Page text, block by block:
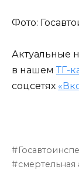
Фото:
Актуальные
в нашем ТГ-
соцсетях
смертельная